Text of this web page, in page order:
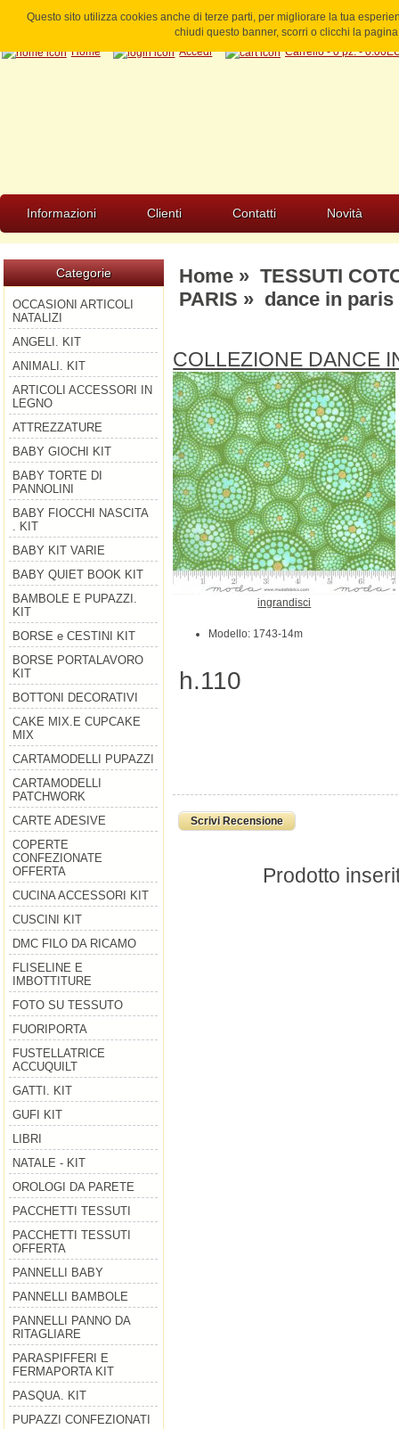
Questo sito utilizza cookies anche di terze parti, per migliorare la tua
chiudi questo banner, scorri o clicchi la
Home
Accedi Carrello - 0 pz. -
Informazioni Clienti Contatti Novità
Categorie
OCCASIONI ARTICOLI
NATALIZI
ANGELI. KIT
ANIMALI. KIT
ARTICOLI ACCESSORI IN
LEGNO
ATTREZZATURE
BABY GIOCHI KIT
BABY TORTE DI
PANNOLINI
BABY FIOCCHI NASCITA
. KIT
BABY KIT VARIE
BABY QUIET BOOK KIT
BAMBOLE E PUPAZZI.
KIT
BORSE e CESTINI KIT
BORSE PORTALAVORO
KIT
BOTTONI DECORATIVI
CAKE MIX.E CUPCAKE
MIX
CARTAMODELLI PUPAZZI
CARTAMODELLI
PATCHWORK
CARTE ADESIVE
COPERTE
CONFEZIONATE
OFFERTA
CUCINA ACCESSORI KIT
CUSCINI KIT
DMC FILO DA RICAMO
FLISELINE E
IMBOTTITURE
FOTO SU TESSUTO
FUORIPORTA
FUSTELLATRICE
ACCUQUILT
GATTI. KIT
GUFI KIT
LIBRI
NATALE - KIT
OROLOGI DA PARETE
PACCHETTI TESSUTI
PACCHETTI TESSUTI
OFFERTA
PANNELLI BABY
PANNELLI BAMBOLE
PANNELLI PANNO DA
RITAGLIARE
PARASPIFFERI E
FERMAPORTA KIT
PASQUA. KIT
PUPAZZI CONFEZIONATI
Home» TESSUTI
PARIS » dance in paris
COLLEZIONE DANCE
ingrandisci
Modello: 1743-14m
h.110
Scrivi Recensione
Prodotto